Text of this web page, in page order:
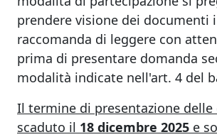
prendere visione dei documenti
raccomanda di leggere con
prima di presentare domanda
modalità indicate nell'art. 4 del
Il termine di presentazione delle
scaduto il 18 dicembre 2025 e